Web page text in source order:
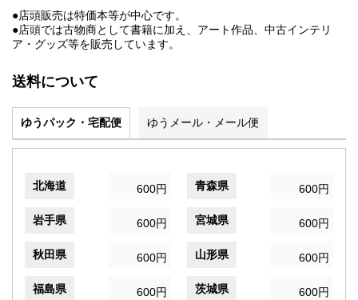
●店頭販売は特価本等が中心です。
●店頭では古物商として書籍に加え、アート作品、中古インテリ
ア・グッズ等を販売しています。
送料について
ゆうパック・宅配便 ゆうメール・メール便
北海道 600円 青森県 600円
岩手県 600円 宮城県 600円
秋田県 600円 山形県 600円
福島県 600円 茨城県 600円